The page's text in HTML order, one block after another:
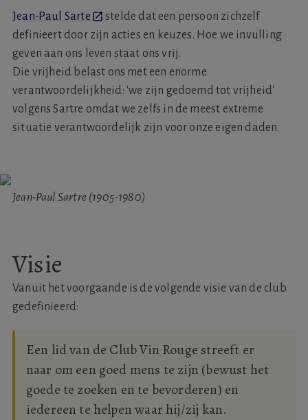
Jean-Paul Sarte
stelde dat een persoon zichzelf
definieert door zijn acties en keuzes. Hoe we invulling
geven aan ons leven staat ons vrij.
Die vrijheid belast ons met een enorme
verantwoordelijkheid: 'we zijn gedoemd tot vrijheid'
volgens Sartre omdat we zelfs in de meest extreme
situatie verantwoordelijk zijn voor onze eigen daden.
Jean-Paul Sartre (1905-1980)
Visie
Vanuit het voorgaande is de volgende visie van de club
gedefinieerd:
Een lid van de Club Vin Rouge streeft er
naar om een goed mens te zijn (bewust het
goede te zoeken en te bevorderen) en
iedereen te helpen waar hij/zij kan.